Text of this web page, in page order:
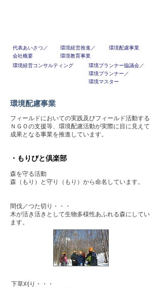
代表あいさつ／
会社概要
環境経営推進／
環境教育事業
環境配慮事業
環境経営コンサルティング
環境プランナー協議会／
環境プランナー／
環境マスター
環境配慮事業
フィールドにおいての実践及びフィールド活動する
ＮＧＯの支援等、環境配慮活動が実際に目に見えて
成果となる事業を推進しています。
・もりびと倶楽部
森を守る活動
森（もり）と守り（もり）から命名しています。
間伐／つた切り・・・
木が活き活きとして生物多様性あふれる森にしてい
ます。
下草刈り・・・